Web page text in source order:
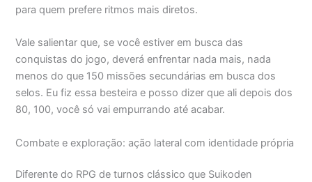
para quem prefere ritmos mais diretos.
Vale salientar que, se você estiver em busca das
conquistas do jogo, deverá enfrentar nada mais, nada
menos do que 150 missões secundárias em busca dos
selos. Eu fiz essa besteira e posso dizer que ali depois dos
80, 100, você só vai empurrando até acabar.
Combate e exploração: ação lateral com identidade própria
Diferente do RPG de turnos clássico que Suikoden